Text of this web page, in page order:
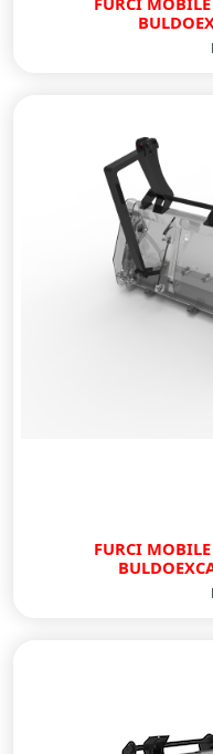
FURCI MOBILE DE INCARCARE PENTRU